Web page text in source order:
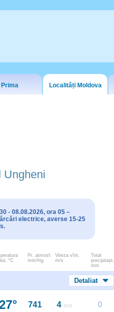
Prima Localități Moldova
Ungheni
- 08.08.2026, ora 05 –
electrice, averse 15-25
°C
Pr. atmosf.
mm/Hg
Viteza vînt.
m/s
Total
precipitații,
mm
Detaliat
741 4 m/s 0